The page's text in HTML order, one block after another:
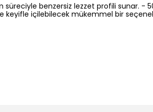
benzersiz lezzet profili sunar. -
keyifle içilebilecek mükemmel bir